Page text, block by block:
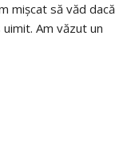
mişcat să văd dacă
uimit. Am văzut un